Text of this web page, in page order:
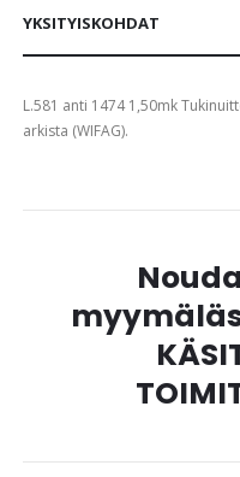
YKSITYISKOHDAT
L.581 anti 1474 1,50mk
arkista (WIFAG).